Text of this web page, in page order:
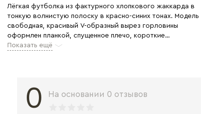
Лёгкая футболка из фактурного хлопкового жаккарда в
тонкую волнистую полоску в красно-синих тонах. Модель
свободная, красивый V-образный вырез горловины
оформлен планкой, спущенное плечо, короткие
цельнокроеные рукава. Приятная, комфортная модель на
Показать ещё
0 На основании 0 отзывов